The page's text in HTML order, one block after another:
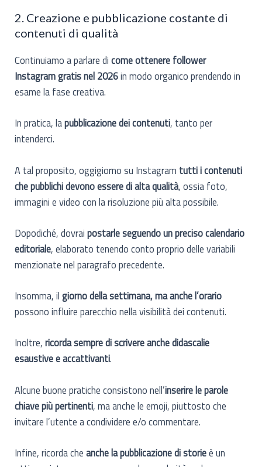
2. Creazione e pubblicazione costante di
contenuti di qualità
Continuiamo a parlare dicome ottenere follower
Instagram gratis nel 2026in modo organico prendendo in
esame la fase creativa.
In pratica, lapubblicazione dei contenuti, tanto per
intenderci.
A tal proposito, oggigiorno su Instagram tutti i contenuti
che pubblichi devono essere di alta qualità, ossia foto,
immagini e video con la risoluzione più alta possibile.
Dopodiché, dovrai postarle seguendo un preciso calendario
editoriale, elaborato tenendo conto proprio delle variabili
menzionate nel paragrafo precedente.
Insomma, il giorno della settimana, ma anche l’orario
possono influire parecchio nella visibilità dei contenuti.
Inoltre,ricorda sempre di scrivere anche didascalie
esaustive e accattivanti.
Alcune buone pratiche consistono nell’inserire le parole
chiave più pertinenti, ma anche le emoji, piuttosto che
invitare l’utente a condividere e/o commentare.
Infine, ricorda cheanche la pubblicazione di storieè un